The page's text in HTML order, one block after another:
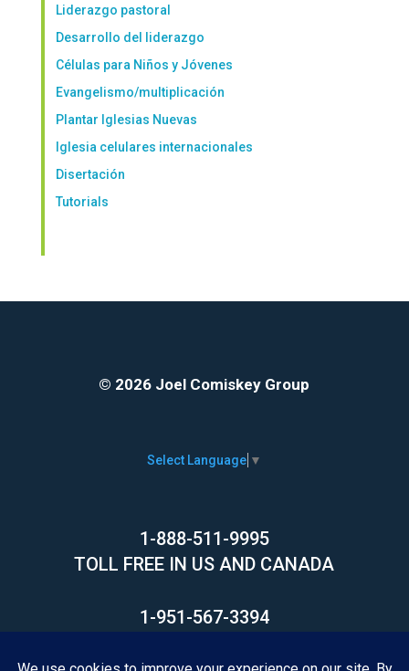
Liderazgo pastoral
Desarrollo del liderazgo
Células para Niños y Jóvenes
Evangelismo/multiplicación
Plantar Iglesias Nuevas
Iglesia celulares internacionales
Disertación
Tutorials
© 2026 Joel Comiskey Group
Select Language ▼
1-888-511-9995
TOLL FREE IN US AND CANADA
1-951-567-3394